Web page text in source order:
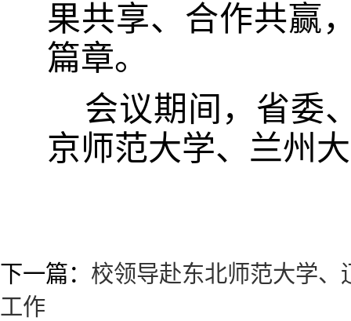
果共享、合作共赢
篇章。
会议期间，省委
京师范大学、兰州
下一篇： 校领导赴东北师范大学
工作